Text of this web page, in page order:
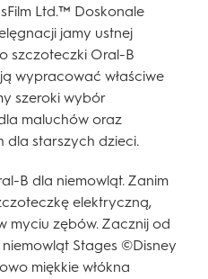
Ltd.™ Doskonale
jamy ustnej
szczoteczki Oral-B
wypracować właściwe
szeroki wybór
maluchów oraz
dla starszych dzieci.
B dla niemowląt. Zanim
elektryczną,
myciu zębów. Zacznij od
Stages ©Disney
miękkie włókna